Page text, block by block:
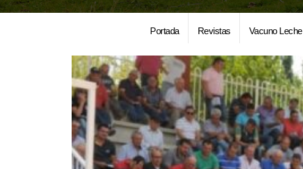
Portada Revistas Vacuno Leche